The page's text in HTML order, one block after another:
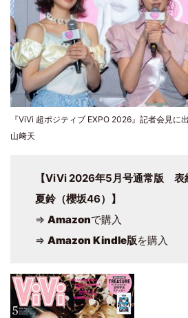
『ViVi 超ポジティブ EXPO 2026』記者会見に
山﨑天
【ViVi 2026年5月号通常版 表
夏鈴（櫻坂46）】
⇒ Amazonで購入
⇒ Amazon Kindle版を購入